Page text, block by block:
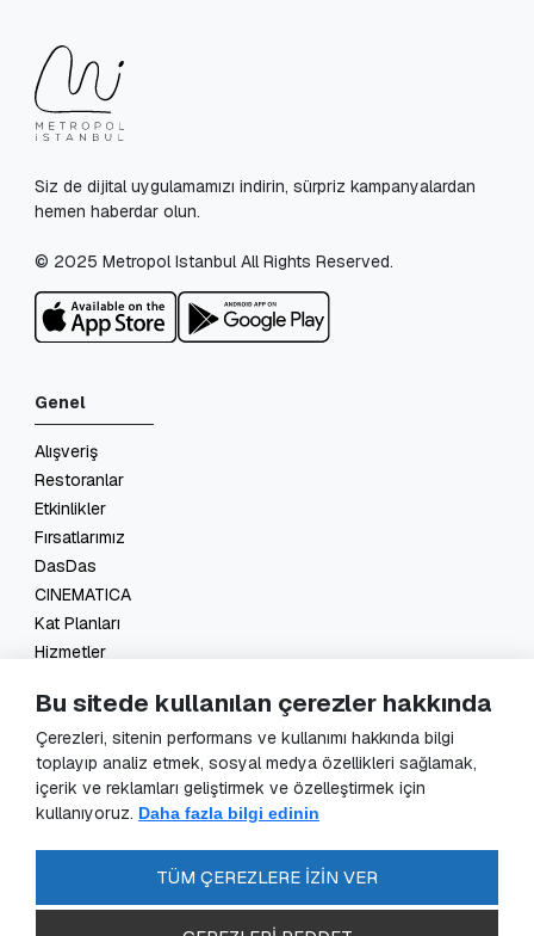
Siz de dijital uygulamamızı indirin, sürpriz kampanyalardan
hemen haberdar olun.
© 2025 Metropol Istanbul All Rights Reserved.
Genel
Alışveriş
Restoranlar
Etkinlikler
Fırsatlarımız
DasDas
CINEMATICA
Kat Planları
Hizmetler
KVKK Başvuru
KVKK Aydınlatma Metni
Veri Sorumlusu Başvuru Formu
Güvenlik Kameraları Aydınlatma Metni
SSS
Bu sitede kullanılan çerezler hakkında
Çerezleri, sitenin performans ve kullanımı hakkında bilgi
toplayıp analiz etmek, sosyal medya özellikleri sağlamak,
içerik ve reklamları geliştirmek ve özelleştirmek için
kullanıyoruz. Daha fazla bilgi edinin
TÜM ÇEREZLERE İZİN VER